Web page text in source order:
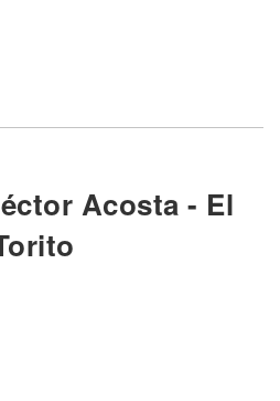
Acosta - El